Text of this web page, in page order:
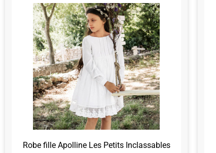
Robe fille Apolline Les Petits Inclassables